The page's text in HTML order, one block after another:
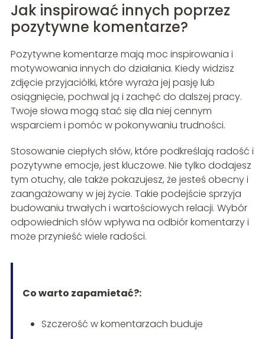
Jak inspirować innych poprzez
pozytywne komentarze?
Pozytywne komentarze mają moc inspirowania i
motywowania innych do działania. Kiedy widzisz
zdjęcie przyjaciółki, które wyraża jej pasję lub
osiągnięcie, pochwal ją i zachęć do dalszej pracy.
Twoje słowa mogą stać się dla niej cennym
wsparciem i pomóc w pokonywaniu trudności.
Stosowanie ciepłych słów, które podkreślają radość i
pozytywne emocje, jest kluczowe. Nie tylko dodajesz
tym otuchy, ale także pokazujesz, że jesteś obecny i
zaangażowany w jej życie. Takie podejście sprzyja
budowaniu trwałych i wartościowych relacji. Wybór
odpowiednich słów wpływa na odbiór komentarzy i
może przynieść wiele radości.
Co warto zapamietać?:
Szczerość w komentarzach buduje